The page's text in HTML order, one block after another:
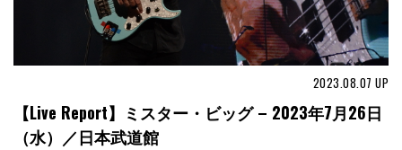
2023.08.07 UP
【Live Report】ミスター・ビッグ – 2023年7月26日
（水）／日本武道館